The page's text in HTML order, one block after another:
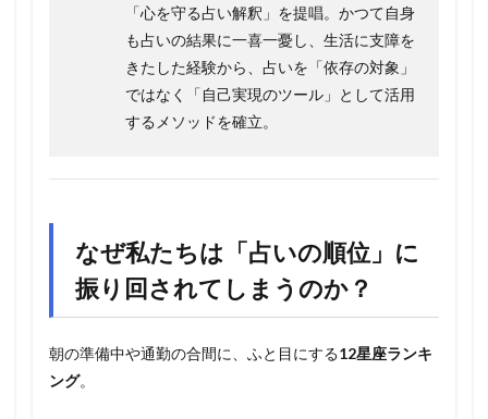
「心を守る占い解釈」を提唱。かつて自身
も占いの結果に一喜一憂し、生活に支障を
きたした経験から、占いを「依存の対象」
ではなく「自己実現のツール」として活用
するメソッドを確立。
なぜ私たちは「占いの順位」に
振り回されてしまうのか？
朝の準備中や通勤の合間に、ふと目にする12星座ランキ
ング。